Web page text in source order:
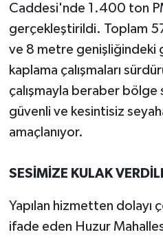
Caddesi'nde 1.400 ton
gerçekleştirildi. Toplam
ve 8 metre genişliğindeki
kaplama çalışmaları
çalışmayla beraber bölge
güvenli ve kesintisiz
amaçlanıyor.
SESİMİZE KULAK
Yapılan hizmetten dolayı
ifade eden Huzur